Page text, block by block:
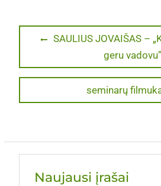
Navigacija
įrašų
Previous
SAULIUS JOVAIŠAS –
geru vadovu”
Next
post:
seminarų
Naujausi įrašai